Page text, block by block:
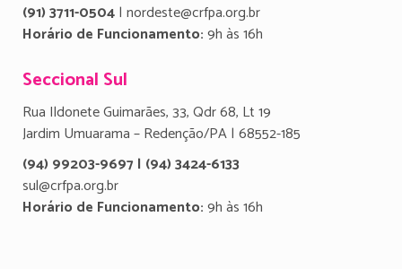
(91) 3711-0504| nordeste@crfpa.org.br
Horário de Funcionamento:9h às 16h
Seccional Sul
Rua Ildonete Guimarães, 33, Qdr 68, Lt 19
Jardim Umuarama – Redenção/PA | 68552-185
(94) 99203-9697 | (94) 3424-6133
sul@crfpa.org.br
Horário de Funcionamento:9h às 16h